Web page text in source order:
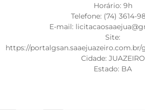
Horário: 9h
Telefone: (74) 3614-
E-mail:
Site:
https://
Cidade: JUAZEIRO
Estado: BA